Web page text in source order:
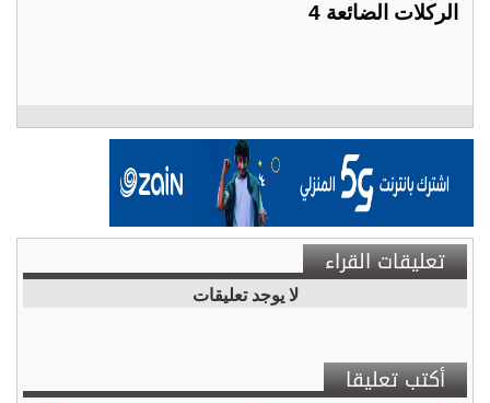
الركلات الضائعة 4
تعليقات القراء
لا يوجد تعليقات
أكتب تعليقا